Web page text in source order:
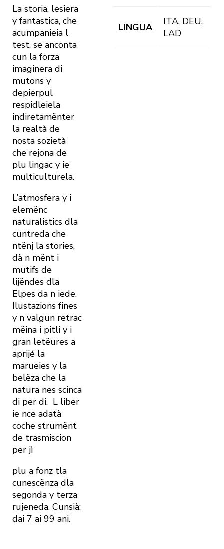
La storia, lesiera
y fantastica, che
acumpanieia l
test, se anconta
cun la forza
imaginera di
mutons y
depierpul
respidleiela
indiretamënter
la realtà de
nosta sozietà
che rejona de
plu lingac y ie
multiculturela.
L’atmosfera y i
elemënc
naturalistics dla
cuntreda che
ntënj la stories,
dà n mënt i
mutifs de
lijëndes dla
Elpes da n iede.
Ilustazions fines
y n valgun retrac
mëina i pitli y i
gran letëures a
aprijé la
marueies y la
belëza che la
natura nes scinca
di per di. L liber
ie nce adatà
coche strumënt
de trasmiscion
per jì
plu a fonz tla
cunescënza dla
segonda y terza
rujeneda. Cunsià:
dai 7 ai 99 ani.
LINGUA
ITA, DEU,
LAD